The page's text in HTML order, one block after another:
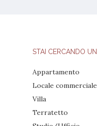
STAI CERCANDO UN…
Appartamento
Locale commerciale
Villa
Terratetto